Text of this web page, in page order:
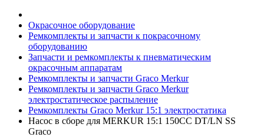
Окрасочное оборудование
Ремкомплекты и запчасти к покрасочному
оборудованию
Запчасти и ремкомплекты к пневматическим
окрасочным аппаратам
Ремкомплекты и запчасти Graco Merkur
Ремкомплекты и запчасти Graco Merkur
электростатическое распыление
Ремкомплекты Graco Merkur 15:1 электростатика
Насос в сборе для MERKUR 15:1 150CC DT/LN SS
Graco